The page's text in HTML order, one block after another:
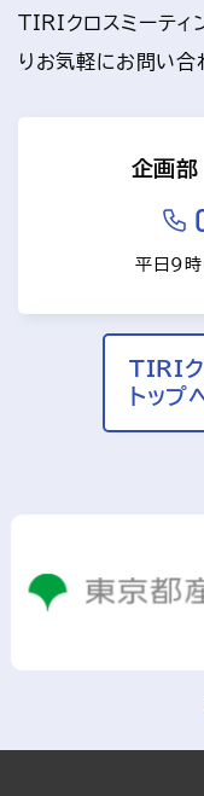
TIRIクロスミーティ
りお気軽にお問い合
企画
平日9
TIRIク
トップ